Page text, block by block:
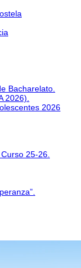
Bacharelato.
2026).
2026
25-26.